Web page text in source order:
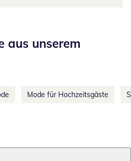
aus unserem
Mode für Hochzeitsgäste